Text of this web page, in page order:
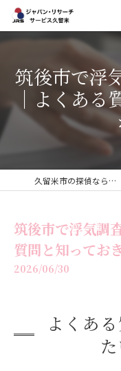
筑後市で浮
｜よくある
久留米市の探偵ならジャパン・リサーチサービス久留米
筑後市で浮気調
質問と知ってお
2026/06/30
よくあ